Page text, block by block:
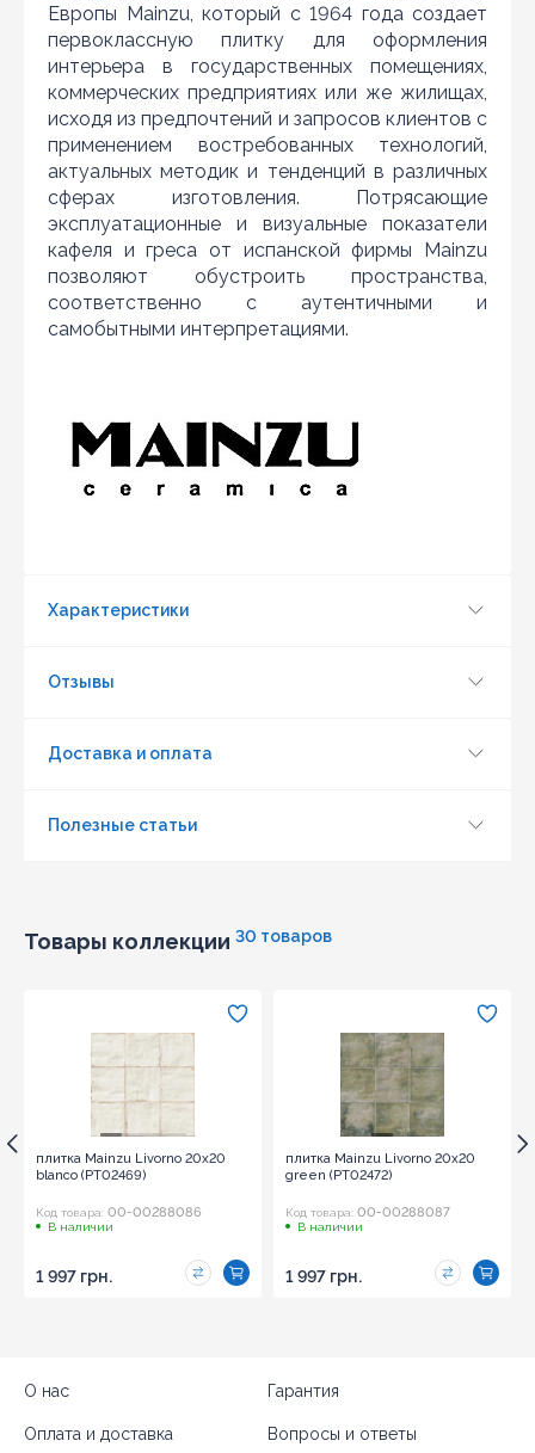
Европы Mainzu, который с 1964 года создает
первоклассную плитку для оформления
интерьера в государственных помещениях,
коммерческих предприятиях или же жилищах,
исходя из предпочтений и запросов клиентов с
применением востребованных технологий,
актуальных методик и тенденций в различных
сферах изготовления. Потрясающие
эксплуатационные и визуальные показатели
кафеля и греса от испанской фирмы Mainzu
позволяют обустроить пространства,
соответственно с аутентичными и
самобытными интерпретациями.
Характеристики
Отзывы
Доставка и оплата
Полезные статьи
Товары коллекции 30 товаров
плитка Mainzu Livorno 20x20
blanco (PT02469)
Код товара: 00-00288086
В наличии
1 997 грн.
плитка Mainzu Livorno 20x20
green (PT02472)
Код товара: 00-00288087
В наличии
1 997 грн.
Уважаемы клиенты нашего магазина! Если вы блуждая
по интернету нашли цену нужного Вам товара
дешевле чем у нас... дайте нам знать, и мы будем рады
предложить более выгодную для Вас цену (при
условии, что товар данной модели должен быть у
конкурента в наличии и цена на данный товар в
другом интернет-магазине актуальная и
действующая)
О нас Гарантия
Оплата и доставка Вопросы и ответы